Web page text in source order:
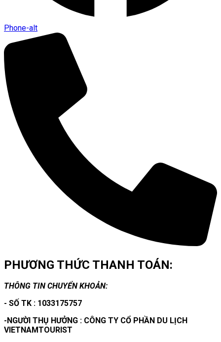
Phone-alt
PHƯƠNG THỨC THANH TOÁN:
THÔNG TIN CHUYỂN KHOẢN:
- SỐ TK : 1033175757
-NGƯỜI THỤ HƯỞNG : CÔNG TY CỔ PHẦN DU LỊCH
VIETNAMTOURIST